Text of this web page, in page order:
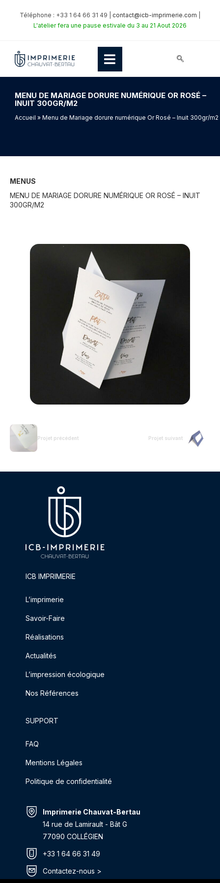
Téléphone : +33 1 64 66 31 49 | contact@icb-imprimerie.com
L'atelier fera une pause estivale du 3 au 21 Aout 2026
MENU DE MARIAGE DORURE NUMÉRIQUE OR ROSÉ –
INUIT 300GR/M2
Accueil » Menu de Mariage dorure numérique Or Rosé – Inuit 300gr/m2
MENUS
MENU DE MARIAGE DORURE NUMÉRIQUE OR ROSÉ – INUIT
300GR/M2
Projet précédent Projet suivant
ICB IMPRIMERIE
L’imprimerie
Savoir-Faire
Réalisations
Actualités
L’impression écologique
Nos Références
SUPPORT
FAQ
Mentions Légales
Politique de confidentialité
Imprimerie Chauvat-Bertau
14 rue de Lamirault - Bât G
77090 COLLÉGIEN
+33 1 64 66 31 49
Contactez-nous >